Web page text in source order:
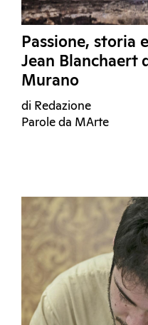
Passione, storia
Jean Blanchaert
Murano
di Redazione
Parole da MArte